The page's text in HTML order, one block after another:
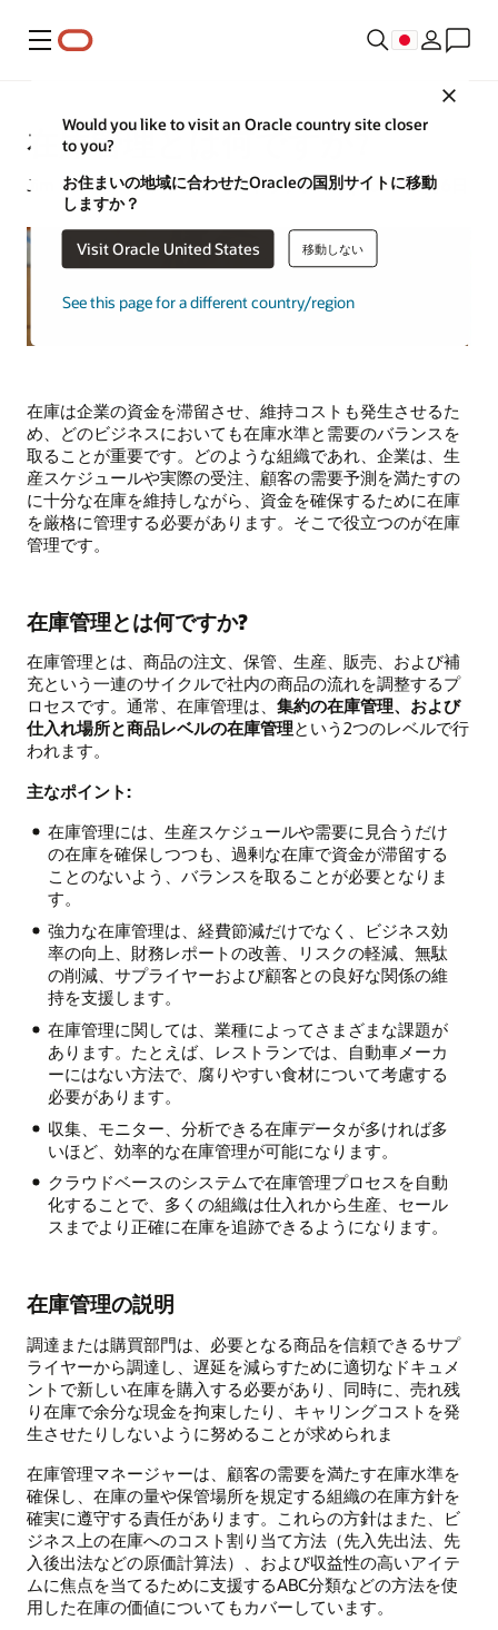
メニュー
Would you like to visit an Oracle country site closer
to you?
お住まいの地域に合わせたOracleの国別サイトに移動
しますか？
Visit Oracle United States 移動しない
See this page for a different country/region
在庫管理とは何ですか?
Jim Hearson |コンテンツ・ストラテジスト| 2024年6月6日
在庫は企業の資金を滞留させ、維持コストも発生させるた
め、どのビジネスにおいても在庫水準と需要のバランスを
取ることが重要です。どのような組織であれ、企業は、生
産スケジュールや実際の受注、顧客の需要予測を満たすの
に十分な在庫を維持しながら、資金を確保するために在庫
を厳格に管理する必要があります。そこで役立つのが在庫
管理です。
在庫管理とは何ですか?
在庫管理とは、商品の注文、保管、生産、販売、および補
充という一連のサイクルで社内の商品の流れを調整するプ
ロセスです。通常、在庫管理は、 集約の在庫管理、および
仕入れ場所と商品レベルの在庫管理という2つのレベルで行
われます。
主なポイント:
在庫管理には、生産スケジュールや需要に見合うだけ
の在庫を確保しつつも、過剰な在庫で資金が滞留する
ことのないよう、バランスを取ることが必要となりま
す。
強力な在庫管理は、経費節減だけでなく、ビジネス効
率の向上、財務レポートの改善、リスクの軽減、無駄
の削減、サプライヤーおよび顧客との良好な関係の維
持を支援します。
在庫管理に関しては、業種によってさまざまな課題が
あります。たとえば、レストランでは、自動車メーカ
ーにはない方法で、腐りやすい食材について考慮する
必要があります。
収集、モニター、分析できる在庫データが多ければ多
いほど、効率的な在庫管理が可能になります。
クラウドベースのシステムで在庫管理プロセスを自動
化することで、多くの組織は仕入れから生産、セール
スまでより正確に在庫を追跡できるようになります。
在庫管理の説明
調達または購買部門は、必要となる商品を信頼できるサプ
ライヤーから調達し、遅延を減らすために適切なドキュメ
ントで新しい在庫を購入する必要があり、同時に、売れ残
り在庫で余分な現金を拘束したり、キャリングコストを発
生させたりしないように努めることが求められま
在庫管理マネージャーは、顧客の需要を満たす在庫水準を
確保し、在庫の量や保管場所を規定する組織の在庫方針を
確実に遵守する責任があります。これらの方針はまた、ビ
ジネス上の在庫へのコスト割り当て方法（先入先出法、先
入後出法などの原価計算法）、および収益性の高いアイテ
ムに焦点を当てるために支援するABC分類などの方法を使
用した在庫の価値についてもカバーしています。